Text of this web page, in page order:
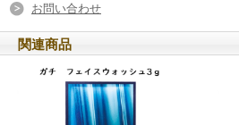
お問い合わせ
関連商品